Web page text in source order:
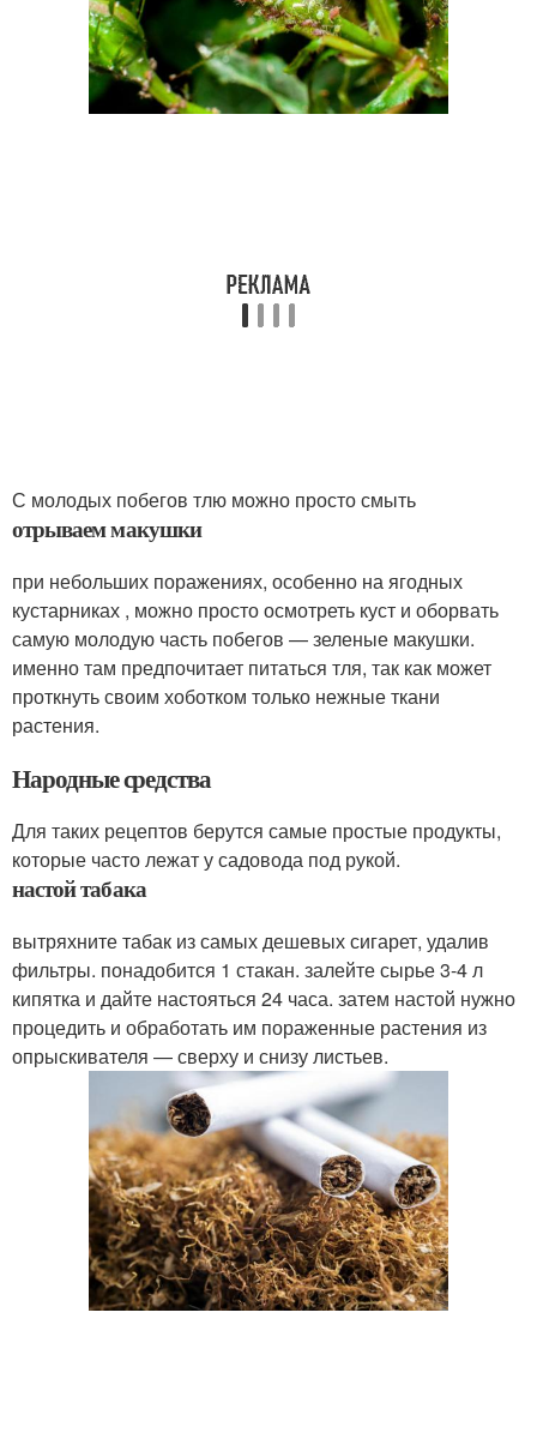
С молодых побегов тлю можно просто смыть
отрываем макушки
при небольших поражениях, особенно на ягодных
кустарниках , можно просто осмотреть куст и оборвать
самую молодую часть побегов — зеленые макушки.
именно там предпочитает питаться тля, так как может
проткнуть своим хоботком только нежные ткани
растения.
Народные средства
Для таких рецептов берутся самые простые продукты,
которые часто лежат у садовода под рукой.
настой табака
вытряхните табак из самых дешевых сигарет, удалив
фильтры. понадобится 1 стакан. залейте сырье 3-4 л
кипятка и дайте настояться 24 часа. затем настой нужно
процедить и обработать им пораженные растения из
опрыскивателя — сверху и снизу листьев.